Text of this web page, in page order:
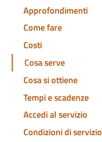
Approfondimenti
Come fare
Costi
Cosa serve
Cosa si ottiene
Tempi e scadenze
Accedi al servizio
Condizioni di servizio